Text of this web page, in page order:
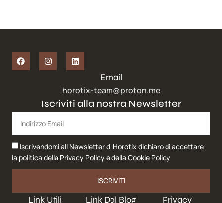
Link Utili Link Dal Blog Privacy
Iscriviti alla nostra Newsletter
Iscrivendomi all Newsletter di Horotix dichiaro di accettare
la politica della Privacy Policye della Cookie Policy
ISCRIVITI
Email
horotix-team@proton.me